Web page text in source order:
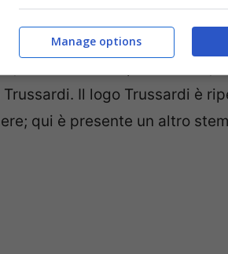
troviamo i cerchi di 20 pollici
alla versione base la si trova
dove i sedili in pelle chiara,
Il logo Trussardi è
qui è presente un altro
Manage options